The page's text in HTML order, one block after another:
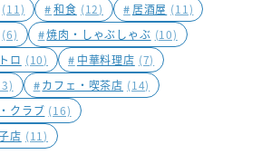
(11) #和食 (12) # 居酒屋 (11)
(6) #焼肉・しゃぶしゃぶ (10)
ロ (10) # 中華料理店 (7)
#カフェ・喫茶店 (14)
クラブ (16)
店 (11)